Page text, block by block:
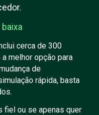
cerca de 300
melhor opção para
de
rápida, basta
fiel ou se apenas quer